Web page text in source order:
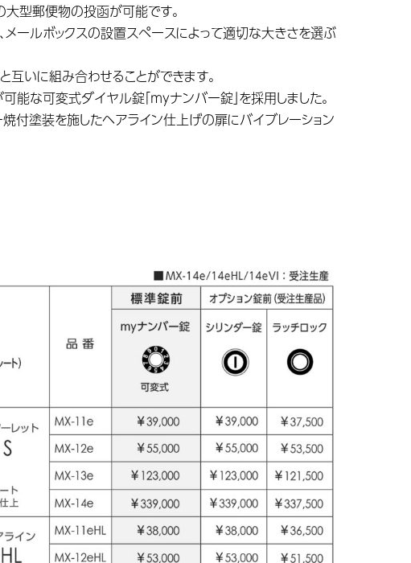
郵便物の投函が可能です。
ールボックスの設置スペースによって適切な大きさを選ぶ
いに組み合わせることができます。
な可変式ダイヤル錠「myナンバー錠」を採用しました。
付塗装を施したヘアライン仕上げの扉にバイブレーション